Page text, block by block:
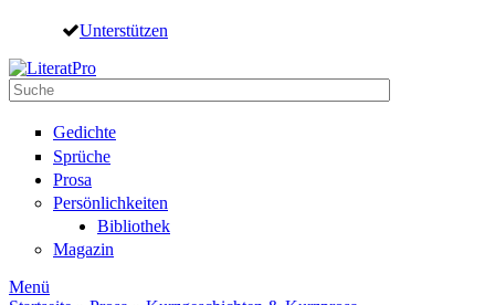
Direkt zum Inhalt
Unterstützen
Suche
Gedichte
Sprüche
Prosa
Persönlichkeiten
Bibliothek
Magazin
Menü